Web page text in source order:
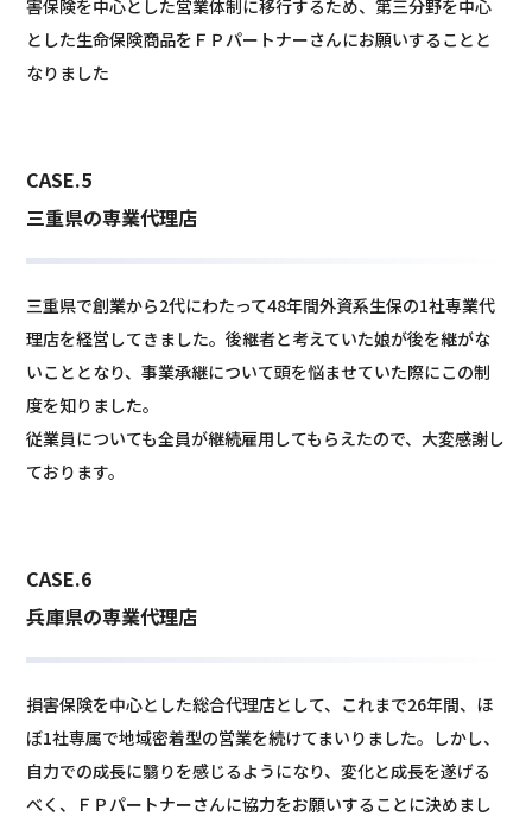
害保険を中心とした営業体制に移行するため、第三分野を中心
とした生命保険商品をＦＰパートナーさんにお願いすることと
なりました
CASE.5
三重県の専業代理店
三重県で創業から2代にわたって48年間外資系生保の1社専業代
理店を経営してきました。後継者と考えていた娘が後を継がな
いこととなり、事業承継について頭を悩ませていた際にこの制
度を知りました。
従業員についても全員が継続雇用してもらえたので、大変感謝し
ております。
CASE.6
兵庫県の専業代理店
損害保険を中心とした総合代理店として、これまで26年間、ほ
ぼ1社専属で地域密着型の営業を続けてまいりました。しかし、
自力での成長に翳りを感じるようになり、変化と成長を遂げる
べく、ＦＰパートナーさんに協力をお願いすることに決めまし